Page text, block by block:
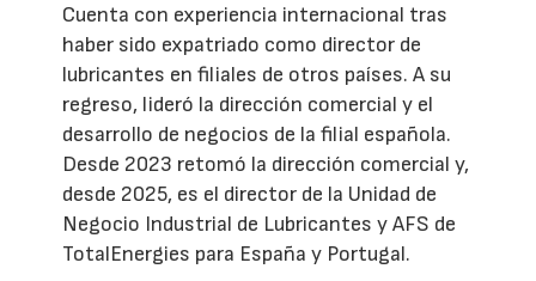
Cuenta con experiencia internacional tras
haber sido expatriado como director de
lubricantes en filiales de otros países. A su
regreso, lideró la dirección comercial y el
desarrollo de negocios de la filial española.
Desde 2023 retomó la dirección comercial y,
desde 2025, es el director de la Unidad de
Negocio Industrial de Lubricantes y AFS de
TotalEnergies para España y Portugal.